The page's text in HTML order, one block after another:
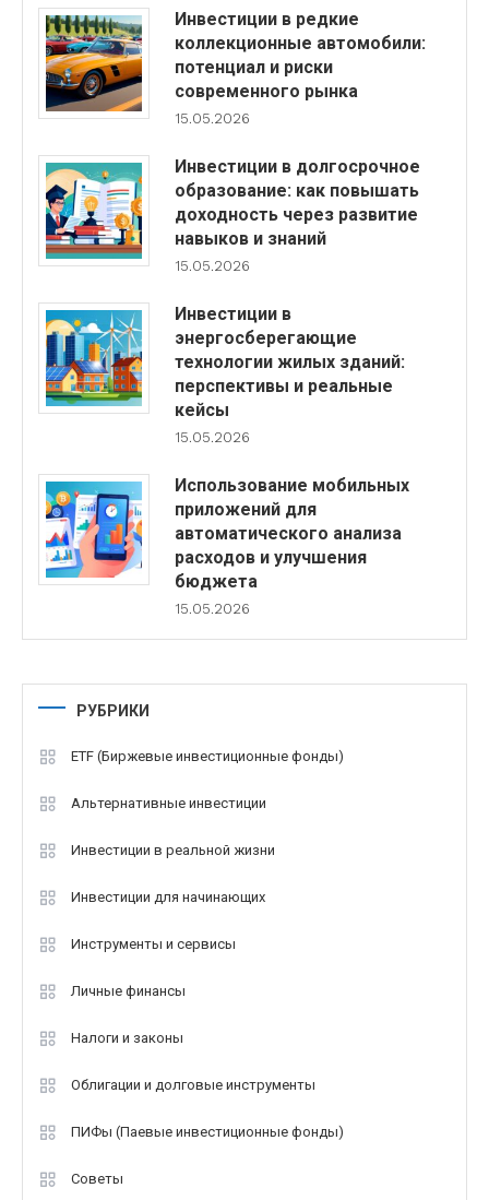
Инвестиции в редкие
коллекционные автомобили:
потенциал и риски
современного рынка
15.05.2026
Инвестиции в долгосрочное
образование: как повышать
доходность через развитие
навыков и знаний
15.05.2026
Инвестиции в
энергосберегающие
технологии жилых зданий:
перспективы и реальные
кейсы
15.05.2026
Использование мобильных
приложений для
автоматического анализа
расходов и улучшения
бюджета
15.05.2026
РУБРИКИ
ETF (Биржевые инвестиционные фонды)
Альтернативные инвестиции
Инвестиции в реальной жизни
Инвестиции для начинающих
Инструменты и сервисы
Личные финансы
Налоги и законы
Облигации и долговые инструменты
ПИФы (Паевые инвестиционные фонды)
Советы